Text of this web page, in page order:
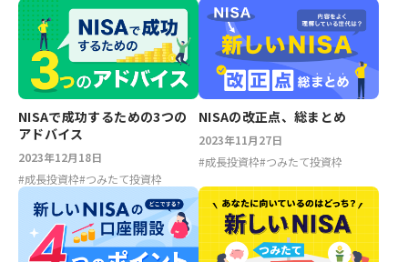
NISAで成功するための3つの
アドバイス
2023年12月18日
#成長投資枠#つみたて投資枠
NISAの改正点、総まとめ
2023年11月27日
#成長投資枠#つみたて投資枠